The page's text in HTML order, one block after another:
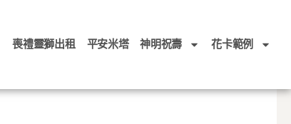
喪禮靈獅出租 平安米塔 神明祝壽 花卡範例